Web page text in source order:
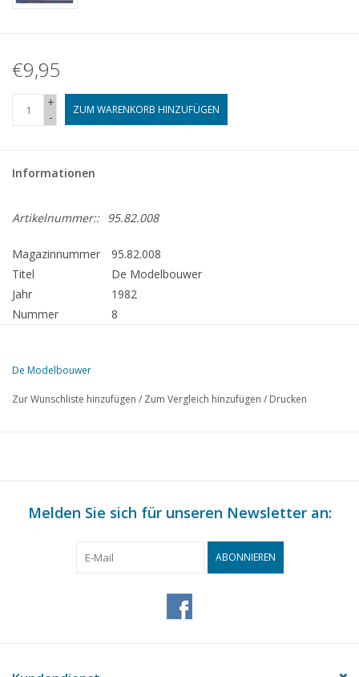
€9,95
+
-
ZUM WARENKORB HINZUFÜGEN
Informationen
Artikelnummer:: 95.82.008
Magazinnummer
95.82.008
Titel
De Modelbouwer
Jahr
1982
Nummer
8
413
Die Triebwagen Plan V-HO (Zeichnungen)
„Backertjes“ auf LGB.
LEDs und Modellbau. (Schaltplan)
„Stahl-D“ in Zink. (Zeichnung)
Wettkampffahren mit Schiffsmodellen. TL 4
433
Die Theorie in die Praxis umgesetzt.
De Modelbouwer
Zur Wunschliste hinzufügen / Zum Vergleich hinzufügen / Drucken
Melden Sie sich für unseren Newsletter an:
ABONNIEREN